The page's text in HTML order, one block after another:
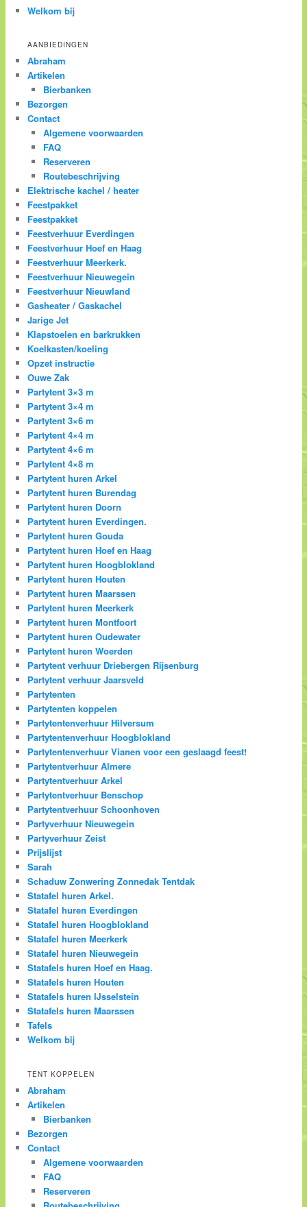
Welkom bij
AANBIEDINGEN
Abraham
Artikelen
Bierbanken
Bezorgen
Contact
Algemene voorwaarden
FAQ
Reserveren
Routebeschrijving
Elektrische kachel / heater
Feestpakket
Feestpakket
Feestverhuur Everdingen
Feestverhuur Hoef en Haag
Feestverhuur Meerkerk.
Feestverhuur Nieuwegein
Feestverhuur Nieuwland
Gasheater / Gaskachel
Jarige Jet
Klapstoelen en barkrukken
Koelkasten/koeling
Opzet instructie
Ouwe Zak
Partytent 3×3 m
Partytent 3×4 m
Partytent 3×6 m
Partytent 4×4 m
Partytent 4×6 m
Partytent 4×8 m
Partytent huren Arkel
Partytent huren Burendag
Partytent huren Doorn
Partytent huren Everdingen.
Partytent huren Gouda
Partytent huren Hoef en Haag
Partytent huren Hoogblokland
Partytent huren Houten
Partytent huren Maarssen
Partytent huren Meerkerk
Partytent huren Montfoort
Partytent huren Oudewater
Partytent huren Woerden
Partytent verhuur Driebergen Rijsenburg
Partytent verhuur Jaarsveld
Partytenten
Partytenten koppelen
Partytentenverhuur Hilversum
Partytentenverhuur Hoogblokland
Partytentenverhuur Vianen voor een geslaagd feest!
Partytentverhuur Almere
Partytentverhuur Arkel
Partytentverhuur Benschop
Partytentverhuur Schoonhoven
Partyverhuur Nieuwegein
Partyverhuur Zeist
Prijslijst
Sarah
Schaduw Zonwering Zonnedak Tentdak
Statafel huren Arkel.
Statafel huren Everdingen
Statafel huren Hoogblokland
Statafel huren Meerkerk
Statafel huren Nieuwegein
Statafels huren Hoef en Haag.
Statafels huren Houten
Statafels huren IJsselstein
Statafels huren Maarssen
Tafels
Welkom bij
TENT KOPPELEN
Abraham
Artikelen
Bierbanken
Bezorgen
Contact
Algemene voorwaarden
FAQ
Reserveren